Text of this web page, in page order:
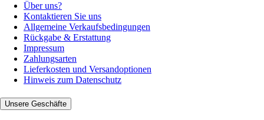
Über uns?
Kontaktieren Sie uns
Allgemeine Verkaufsbedingungen
Rückgabe & Erstattung
Impressum
Zahlungsarten
Lieferkosten und Versandoptionen
Hinweis zum Datenschutz
Unsere Geschäfte